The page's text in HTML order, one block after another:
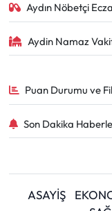
Aydın Nöbetçi
Aydin Namaz
Puan Durumu ve
Son Dakika
ASAYİŞ